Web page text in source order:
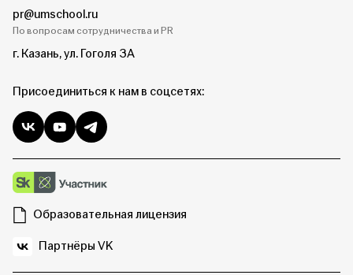
pr@umschool.ru
По вопросам сотрудничества и PR
г. Казань, ул. Гоголя 3А
Присоединиться к нам в соцсетях:
Образовательная лицензия
Партнёры VK